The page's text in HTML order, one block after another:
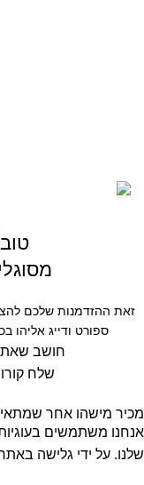
זאת ההזדמנות שלכם
ספורט ודייג אליהו
חושב
שלח
מכיר מישהו אחר
אנחנו משתמשים
שלנו. על ידי גלישה